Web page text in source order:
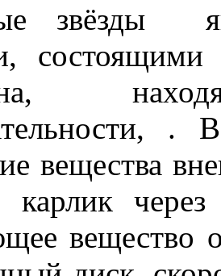
звёзды
.
вещества
через
вещество